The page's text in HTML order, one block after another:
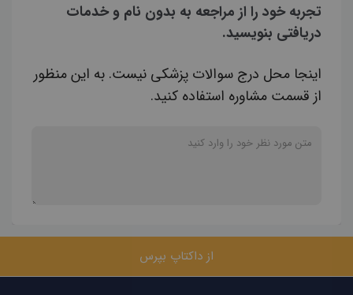
تجربه خود را از مراجعه به بدون نام و خدمات
دریافتی بنویسید.
اینجا محل درج سوالات پزشکی نیست. به این منظور
از قسمت مشاوره استفاده کنید.
از داکتاپ بپرس